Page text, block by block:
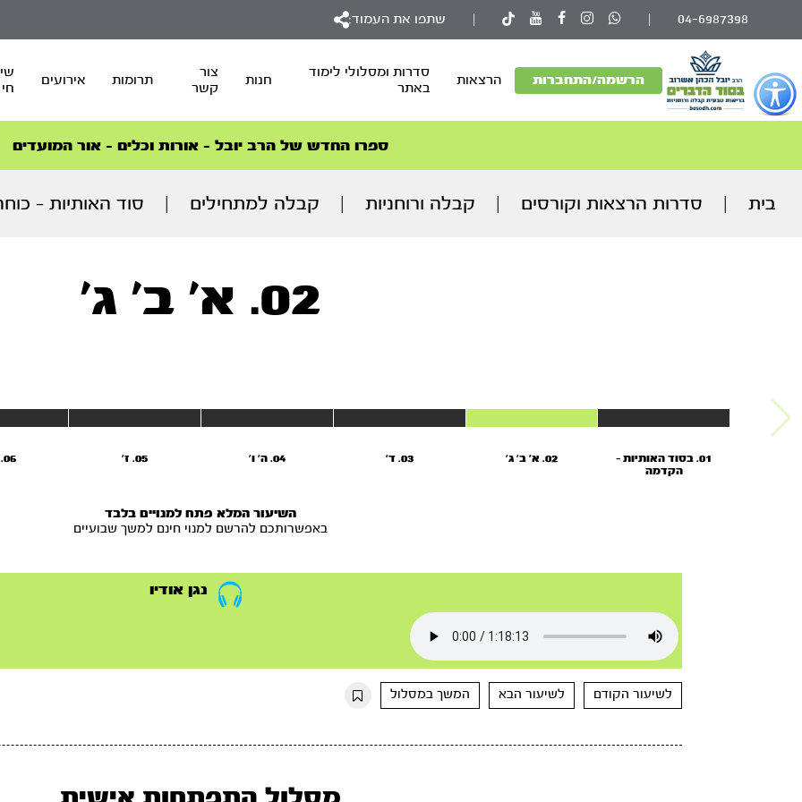
כפתור
לפתיחת
תפריט
נגישות
04-6987398 שתפו את העמוד:
הרשמה/התחברות הרצאות
סדרות ומסלולי לימוד
באתר
חנות
צור
קשר
תרומות אירועים
חי
סדרות הפודקאסטים
הסדרה המובילה החודש – דרך המלך
ספרו החדש של הרב יובל – אורות וכלים – אור המועדים
הצטרפו למהפכת הבריאות הטבעית >
סדרות הפודקאסטים
הסדרה המובילה החודש – דרך המלך
בית סדרות הרצאות וקורסים קבלה ורוחניות קבלה למתחילים סוד האותיות –
02. א' ב' ג'
01. בסוד האותיות -
הקדמה
02. א' ב' ג' 03. ד' 04. ה' ו' 05. ז' 06. ח’
השיעור המלא פתח למנויים בלבד
באפשרותכם להרשם למנוי חינם למשך שבועיים
נגן אודיו
לשיעור הקודם לשיעור הבא המשך במסלול